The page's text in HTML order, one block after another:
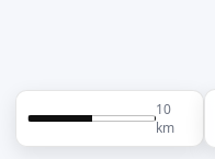
10
km